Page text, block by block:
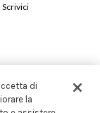
Scrivici
84 - 20135 Milano
Sociale 258.250 €
di
la